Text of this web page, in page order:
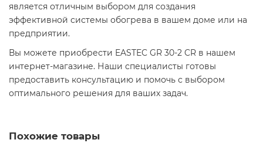
является отличным выбором для создания
эффективной системы обогрева в вашем доме или на
предприятии.​
Вы можете приобрести EASTEC GR 30-2 CR в нашем
интернет-магазине. Наши специалисты готовы
предоставить консультацию и помочь с выбором
оптимального решения для ваших задач.​
Похожие товары